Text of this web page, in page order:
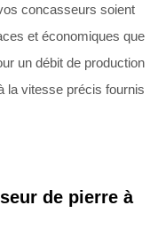
concasseurs soient
et économiques que
un débit de production
la vitesse précis fournis
de pierre à